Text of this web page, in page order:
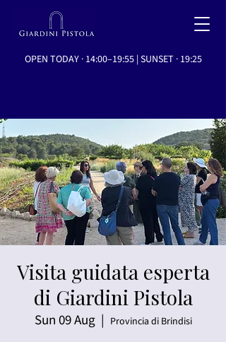
OPEN TODAY · 14:00–19:55 | SUNSET · 19:25
Visita guidata esperta
di Giardini Pistola
Sun 09 Aug
  |
Provincia di Brindisi